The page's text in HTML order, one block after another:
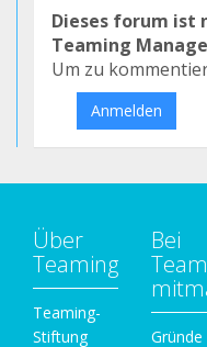
Dieses forum ist
Teaming
Um zu
Anmelden
Über
Teaming
Teaming-
Stiftung
Bei
Gründe